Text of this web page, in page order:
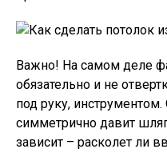
Важно! На самом деле
обязательно и не
под руку, инструментом.
симметрично давит
зависит – расколет ли